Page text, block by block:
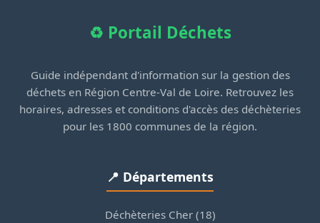
♻️ Portail Déchets
Guide indépendant d'information sur la gestion des
déchets en Région Centre-Val de Loire. Retrouvez les
horaires, adresses et conditions d'accès des déchèteries
pour les 1800 communes de la région.
📍 Départements
Déchèteries Cher (18)